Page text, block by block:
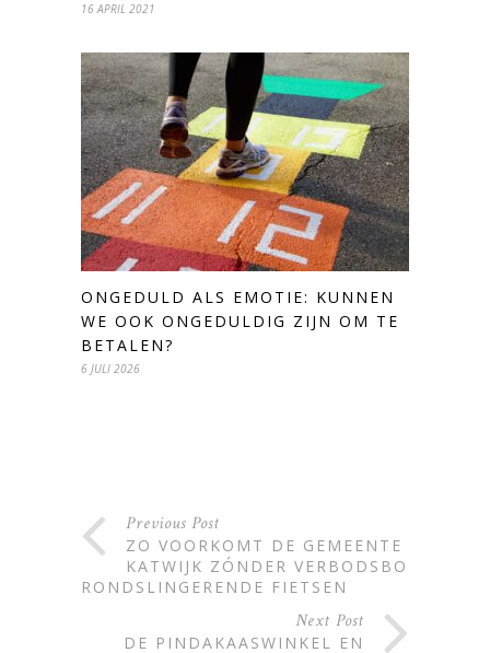
16 APRIL 2021
ONGEDULD ALS EMOTIE: KUNNEN
WE OOK ONGEDULDIG ZIJN OM TE
BETALEN?
6 JULI 2026
Previous Post
ZO VOORKOMT DE GEMEENTE
KATWIJK ZÓNDER VERBODSBORD
RONDSLINGERENDE FIETSEN
Next Post
DE PINDAKAASWINKEL EN